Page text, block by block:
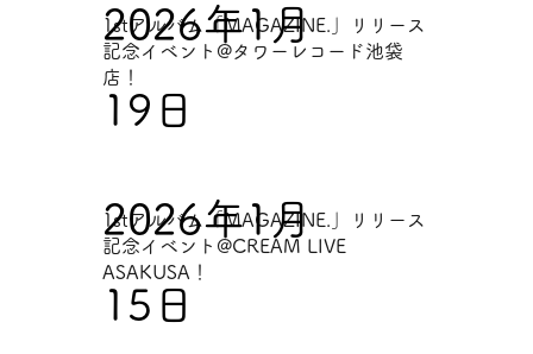
1stアルバム「MAGAZINE.」リリース
記念イベント@タワーレコード池袋
店！
2026年1月
19日
1stアルバム「MAGAZINE.」リリース
記念イベント@CREAM LIVE
ASAKUSA！
2026年1月
15日